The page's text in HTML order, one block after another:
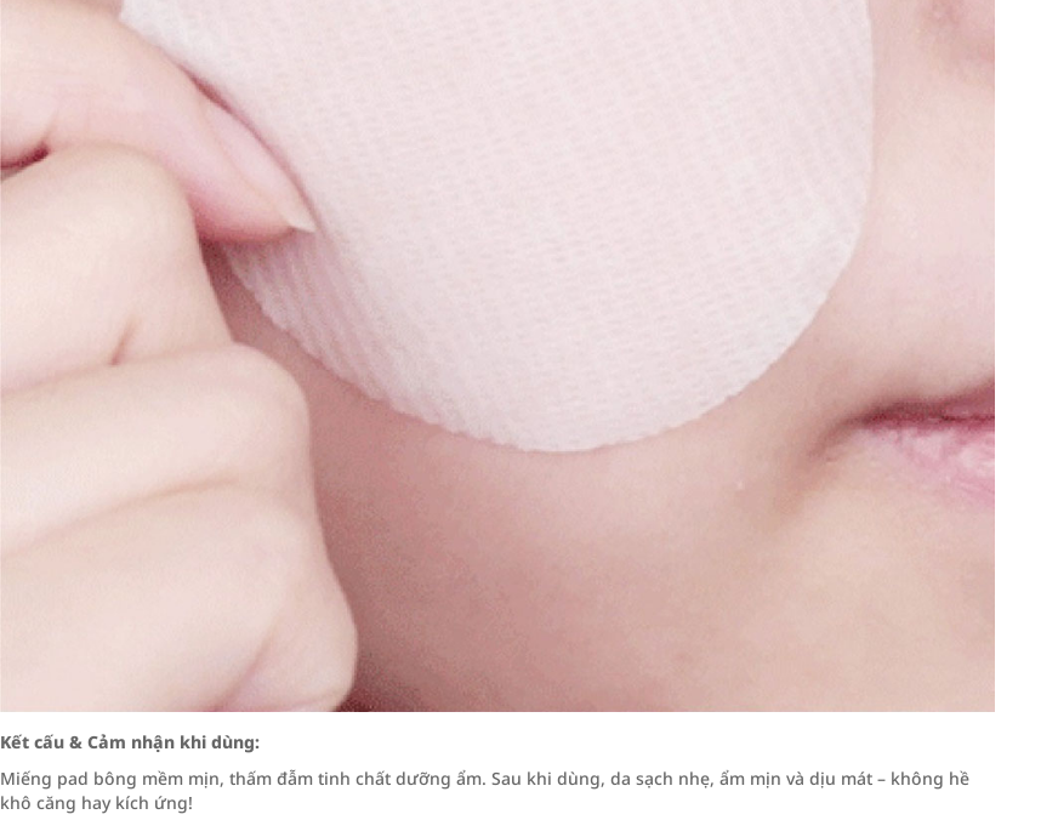
Kết cấu & Cảm nhận khi dùng:
Miếng pad bông mềm mịn, thấm đẫm tinh chất dưỡng ẩm. Sau khi dùng, da sạch nhẹ, ẩm mịn và dịu mát – không hề
khô căng hay kích ứng!